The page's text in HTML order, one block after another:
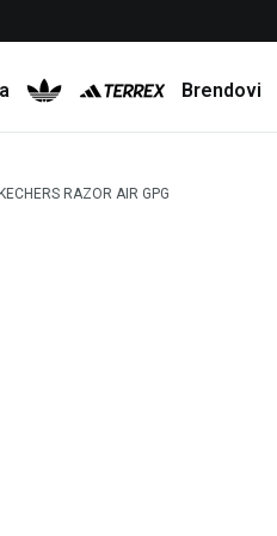
Brendovi
RAZOR AIR GPG